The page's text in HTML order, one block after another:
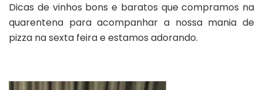
bons
e
baratos
pizza
Dicas de vinhos bons e baratos que compramos na
quarentena para acompanhar a nossa mania de
pizza na sexta feira e estamos adorando.